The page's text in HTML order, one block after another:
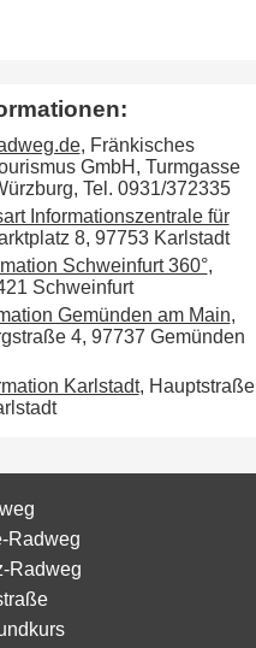
, Fränkisches
GmbH, Turmgasse
Tel. 0931/372335
Informationszentrale für
8, 97753 Karlstadt
Schweinfurt 360°,
Schweinfurt
Gemünden am Main,
4, 97737 Gemünden
Karlstadt, Hauptstraße
Radweg
Radweg